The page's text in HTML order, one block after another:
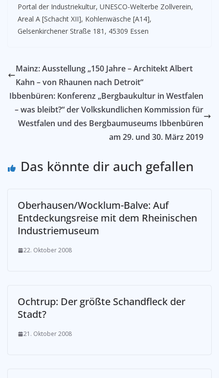
Portal der Industriekultur, UNESCO-Welterbe Zollverein,
Areal A [Schacht XII], Kohlenwäsche [A14],
Gelsenkirchener Straße 181, 45309 Essen
Mainz: Ausstellung „150 Jahre – Architekt Albert
Kahn – von Rhaunen nach Detroit“
Ibbenbüren: Konferenz „Bergbaukultur in Westfalen
– was bleibt?“ der Volkskundlichen Kommission für
Westfalen und des Bergbaumuseums Ibbenbüren
am 29. und 30. März 2019
Das könnte dir auch gefallen
Oberhausen/Wocklum-Balve: Auf
Entdeckungsreise mit dem Rheinischen
Industriemuseum
22. Oktober 2008
Ochtrup: Der größte Schandfleck der
Stadt?
21. Oktober 2008